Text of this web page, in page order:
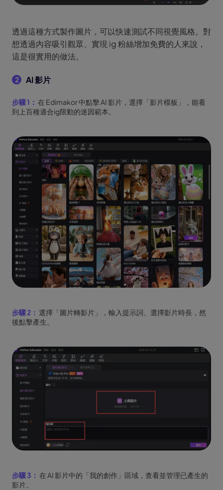
透過這種方式製作圖片，可以快速測試不同視覺風格。對
想透過內容吸引觀眾、實現 ig 粉絲增加免費的人來說，
這是很實用的做法。
2 AI 影片
步驟 1： 在 Edimakor 中點擊 AI 影片，選擇「影片模板」，能看
到上百種適合ig限動的迷因範本。
步驟 2： 選擇「圖片轉影片」，輸入提示詞、選擇影片時長，然
後點擊產生。
步驟 3： 在 AI 影片中的「我的創作」區域，查看並管理已產生的
影片。